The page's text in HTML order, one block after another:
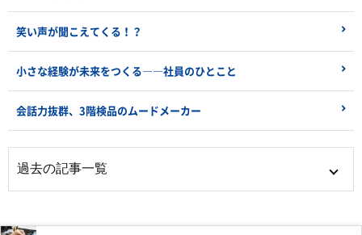
笑い声が聞こえてくる！？
小さな経験が未来をつくる――社員のひとこと
会話力抜群、3階検品のムードメーカー